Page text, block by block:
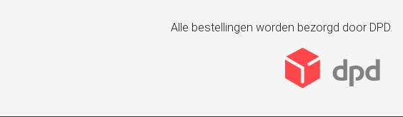
Alle bestellingen worden bezorgd door DPD.